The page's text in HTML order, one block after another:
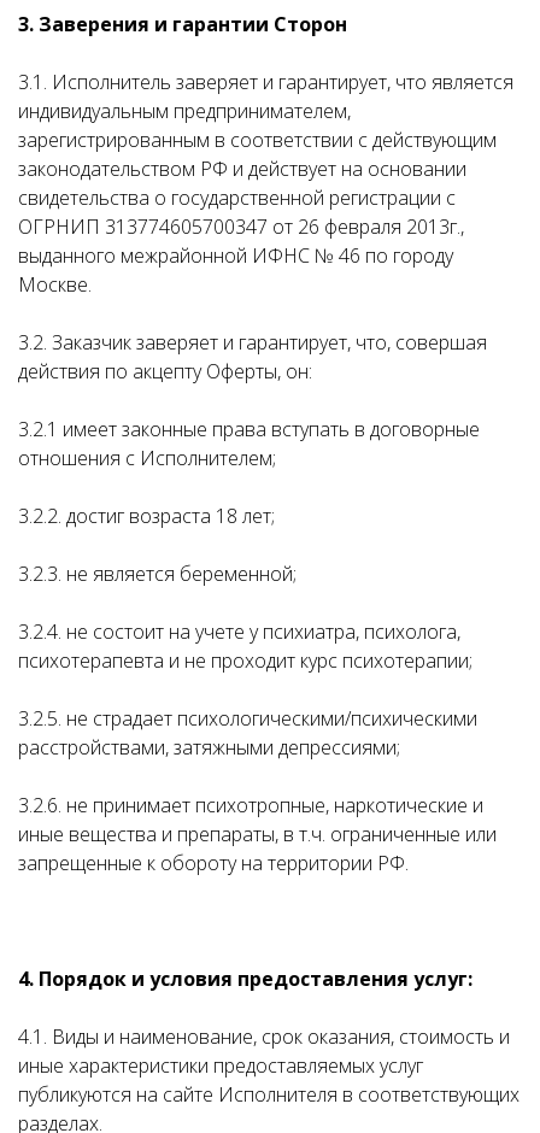
3. Заверения и гарантии Сторон
3.1. Исполнитель заверяет и гарантирует, что является
индивидуальным предпринимателем,
зарегистрированным в соответствии с действующим
законодательством РФ и действует на основании
свидетельства о государственной регистрации с
ОГРНИП 313774605700347 от 26 февраля 2013г.,
выданного межрайонной ИФНС № 46 по городу
Москве.
3.2. Заказчик заверяет и гарантирует, что, совершая
действия по акцепту Оферты, он:
3.2.1 имеет законные права вступать в договорные
отношения с Исполнителем;
3.2.2. достиг возраста 18 лет;
3.2.3. не является беременной;
3.2.4. не состоит на учете у психиатра, психолога,
психотерапевта и не проходит курс психотерапии;
3.2.5. не страдает психологическими/психическими
расстройствами, затяжными депрессиями;
3.2.6. не принимает психотропные, наркотические и
иные вещества и препараты, в т.ч. ограниченные или
запрещенные к обороту на территории РФ.
4. Порядок и условия предоставления услуг:
4.1. Виды и наименование, срок оказания, стоимость и
иные характеристики предоставляемых услуг
публикуются на сайте Исполнителя в соответствующих
разделах.